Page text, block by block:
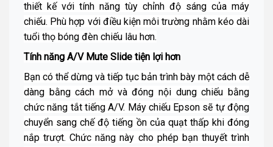
thiết kế với tính năng tùy chỉnh độ sáng của máy
chiếu. Phù hợp với điều kiện môi trường nhằm kéo dài
tuổi thọ bóng đèn chiếu lâu hơn.
Tính năng A/V Mute Slide tiện lợi hơn
Bạn có thể dừng và tiếp tục bản trình bày một cách dễ
dàng bằng cách mở và đóng nội dung chiếu bằng
chức năng tắt tiếng A/V. Máy chiếu Epson sẽ tự động
chuyển sang chế độ tiếng ồn của quạt thấp khi đóng
nắp trượt. Chức năng này cho phép bạn thuyết trình